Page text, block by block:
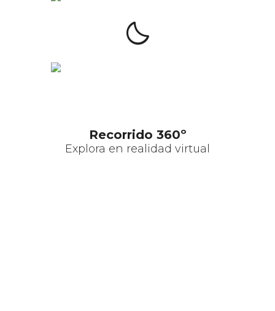
clear_night
Recorrido 360º
Explora en realidad virtual